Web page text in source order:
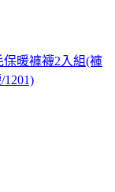
保暖褲襪2入組(褲